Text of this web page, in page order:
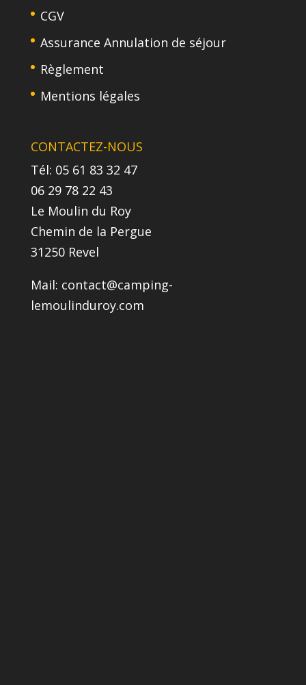
CGV
Assurance Annulation de séjour
Règlement
Mentions légales
CONTACTEZ-NOUS
Tél: 05 61 83 32 47
06 29 78 22 43
Le Moulin du Roy
Chemin de la Pergue
31250 Revel
Mail: contact@camping-
lemoulinduroy.com